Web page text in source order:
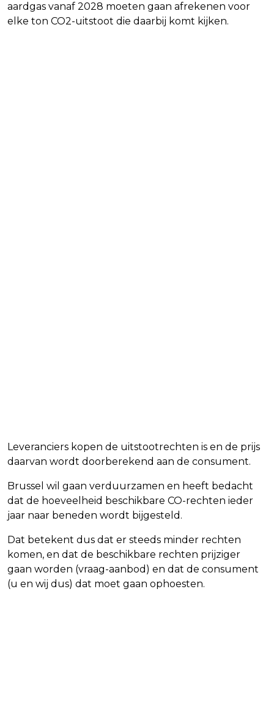
aardgas vanaf 2028 moeten gaan afrekenen voor
elke ton CO2-uitstoot die daarbij komt kijken.
Leveranciers kopen de uitstootrechten is en de prijs
daarvan wordt doorberekend aan de consument.
Brussel wil gaan verduurzamen en heeft bedacht
dat de hoeveelheid beschikbare CO-rechten ieder
jaar naar beneden wordt bijgesteld.
Dat betekent dus dat er steeds minder rechten
komen, en dat de beschikbare rechten prijziger
gaan worden (vraag-aanbod) en dat de consument
(u en wij dus) dat moet gaan ophoesten.